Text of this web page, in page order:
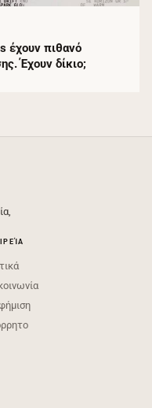
έχουν πιθανό
Έχουν δίκιο;